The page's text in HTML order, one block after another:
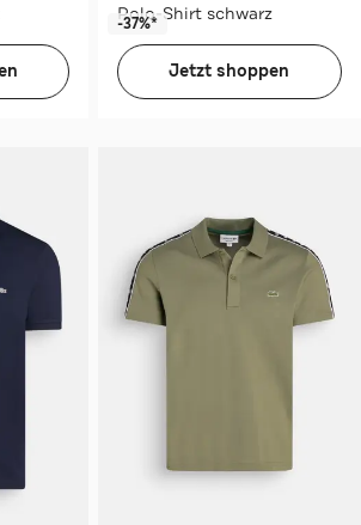
Polo-Shirt schwarz
-37%*
Jetzt shoppen